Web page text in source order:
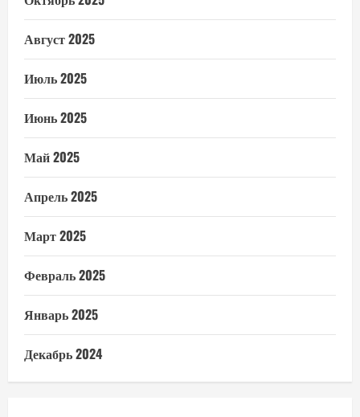
Август 2025
Июль 2025
Июнь 2025
Май 2025
Апрель 2025
Март 2025
Февраль 2025
Январь 2025
Декабрь 2024